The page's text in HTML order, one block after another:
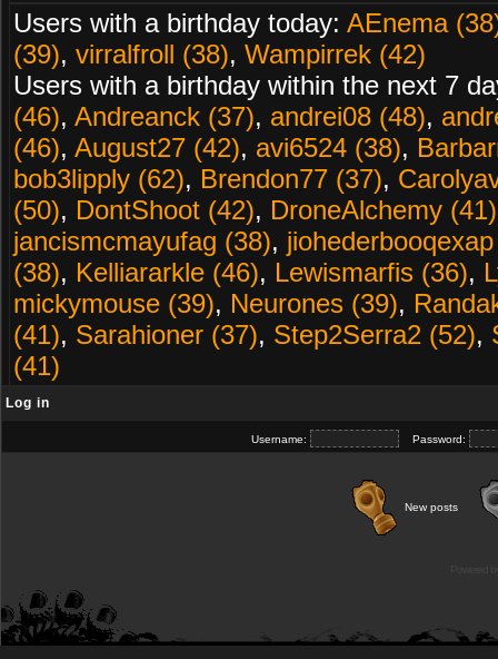
Users with a birthday today: AEnema
(39), virralfroll (38), Wampirrek (42)
Users with a birthday within the next 7
(46), Andreanck (37), andrei08 (48),
(46), August27 (42), avi6524 (38),
bob3lipply (62), Brendon77 (37),
(50), DontShoot (42), DroneAlchemy (41)
jancismcmayufag (38),
(38), Kelliararkle (46), Lewismarfis (36),
mickymouse (39), Neurones (39),
(41), Sarahioner (37), Step2Serra2 (52),
(41)
Log in
Username: Password:
New posts